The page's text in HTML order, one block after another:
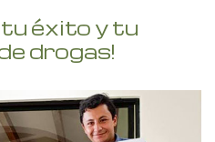
tu éxito y tu
drogas!